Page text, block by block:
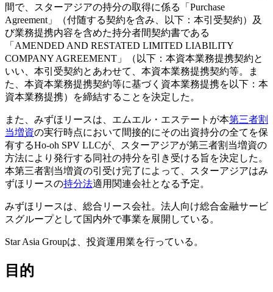
間で、スターアジアの持分の取得に係る「Purchase
Agreement」（付随する契約を含み、以下：本引受契約）及
び業務提携内容を含めた持分者間契約書である
「AMENDED AND RESTATED LIMITED LIABILITY
COMPANY AGREEMENT」（以下：本資本業務提携契約と
いい、本引受契約とあわせて、本資本業務提携契約等。ま
た、本資本業務提携契約等に基づく資本業務提携を以下：本
資本業務提携）を締結することを決定した。
また、みずほリースは、エムエル・エステートが本第三者割
当増資の実行時点において間接的にその出資持分の全てを保
有するHo-oh SPV LLCが、スターアジアが第三者割当増資の
方法により発行する同社の持分を引き受ける旨を決定した。
本第三者割当増資の引受け完了によって、スターアジアはみ
ずほリースの持分法適用関連会社となる予定。
みずほリースは、総合リース会社。法人向け総合金融サービ
スグループとして国内外で事業を展開している。
Star Asia Groupは、投資運用業を行っている。
目的